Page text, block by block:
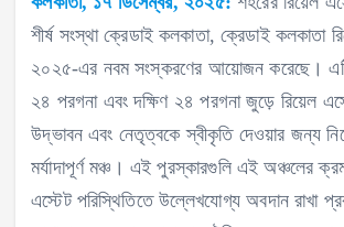
শীর্ষ সংস্থা ক্রেডাই কলকাতা, ক্রেডাই কলকাতা
২০২৫-এর নবম সংস্করণের আয়োজন করেছে।
২৪ পরগনা এবং দক্ষিণ ২৪ পরগনা জুড়ে রিয়েল
উদ্ভাবন এবং নেতৃত্বকে স্বীকৃতি দেওয়ার জন্য
মর্যাদাপূর্ণ মঞ্চ। এই পুরস্কারগুলি এই অঞ্চলের
এস্টেট পরিস্থিতিতে উল্লেখযোগ্য অবদান রাখা